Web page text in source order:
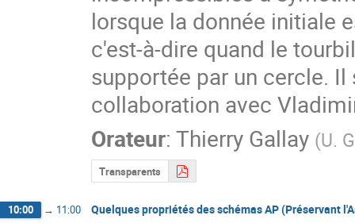
lorsque la donnée initiale
c'est-à-dire quand le
supportée par un cercle.
collaboration avec
Orateur: Thierry Gallay (U.
Transparents
10:00 → 11:00 Quelques propriétés des schémas AP (Préservant